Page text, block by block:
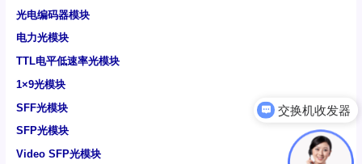
光电编码器模块
电力光模块
TTL电平低速率光模块
1×9光模块
SFF光模块
SFP光模块
Video SFP光模块
可以介绍下你们的产品么